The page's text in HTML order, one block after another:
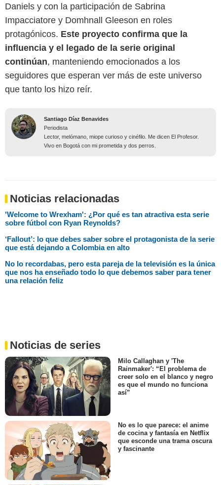
Daniels y con la participación de Sabrina
Impacciatore y Domhnall Gleeson en roles
protagónicos. Este proyecto confirma que la
influencia y el legado de la serie original
continúan, manteniendo emocionados a los
seguidores que esperan ver más de este universo
que tanto los hizo reír.
Santiago Díaz Benavides
Periodista
Lector, melómano, miope curioso y cinéfilo. Me dicen El Profesor.
Vivo en Bogotá con mi prometida y dos perros.
Noticias relacionadas
'Welcome to Wrexham': ¿Por qué es tan atractiva esta serie
sobre fútbol con Ryan Reynolds?
‘Fallout’: lo que debes saber sobre el protagonista de la serie
que está dejando a Colombia en alto
No lo recordabas, pero esta pareja de la televisión es la única
que nos ha enseñado todo lo que debemos saber para tener
una relación feliz
Noticias de series
Milo Callaghan y 'The
Rainmaker': “El problema de
creer solo en el blanco y negro
es que el mundo no funciona
así”
No es lo que parece: el anime
de cocina y fantasía en Netflix
que esconde una trama oscura
y fascinante